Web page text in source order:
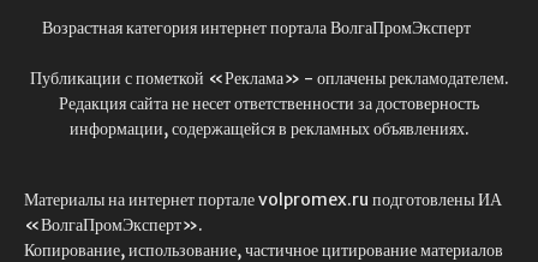
Возрастная категория интернет портала ВолгаПромЭксперт
Публикации с пометкой «Реклама» - оплачены рекламодателем.
Редакция сайта не несет ответственности за достоверность
информации, содержащейся в рекламных объявлениях.
Материалы на интернет портале volpromex.ru подготовлены ИА
«ВолгаПромЭксперт».
Копирование, использование, частичное цитирование материалов